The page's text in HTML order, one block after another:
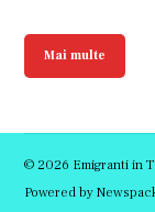
Mai multe
© 2026 Emigranti in
Powered by